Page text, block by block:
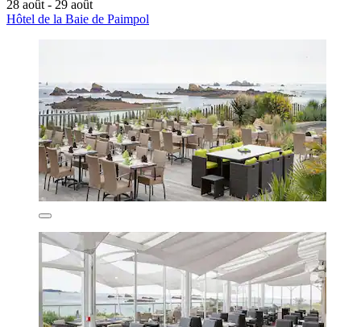
28 août - 29 août
Hôtel de la Baie de Paimpol